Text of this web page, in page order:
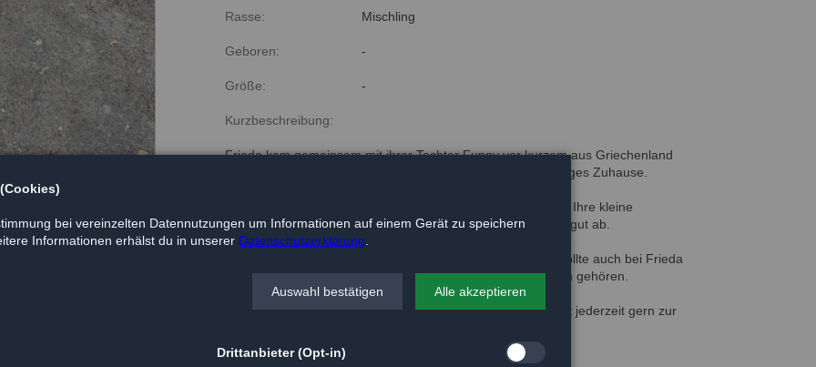
Rasse: Mischling
Geboren: -
Größe: -
Kurzbeschreibung:
Frieda kam gemeinsam mit ihrer Tochter Funny vor kurzem aus Griechenland
zu uns und sucht nun ihr liebevolles Körbchen und beständiges Zuhause.
Frieda ist sehr verträglich und einfach ein tolle Hundedame. Ihre kleine
Verletzung am Ohr wird tierärztlich behandelt und heilt sehr gut ab.
Für ihr neues – nach Möglichkeit Katzen freies - Zuhause sollte auch bei Frieda
ein Besuch in der Hundeschule zum Willkommensprogramm gehören.
Wer Frieda kennenlernen möchte: Unser Team vor Ort steht jederzeit gern zur
bei vereinzelten Datennutzungen um Informationen auf einem Gerät zu speichern
Informationen erhälst du in unserer Datenschutzerklärung.
Auswahl bestätigen Alle akzeptieren
Drittanbieter (Opt-in)